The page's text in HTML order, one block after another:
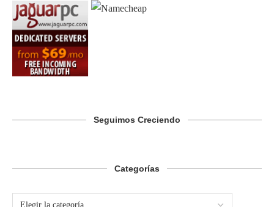
Seguimos Creciendo
Categorías